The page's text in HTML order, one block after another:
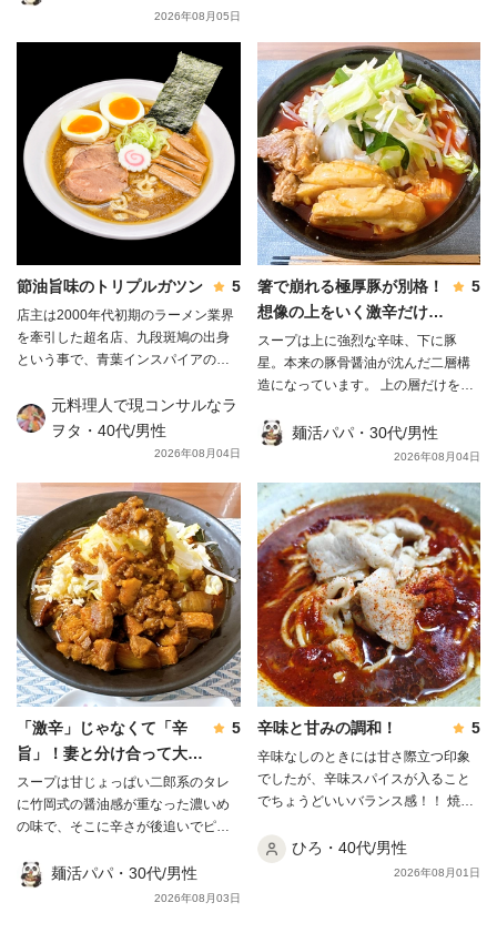
から引き上げると、コクと旨味が凝
は極太の平打ちで、もちもちしなが
ら噛むとワシワシ。太いぶんスープ
をしっかり持ち上げてくれます。 チ
ャーシューは豚ウデ肉で、見た目は
硬そうなのに食べるとホロホロ。そ
れでいて肉感はしっかり残っていて
満足感がありました😃 麺は茹で前
287.5gが茹で後454.0gまで増えるの
で、妻とシェアしてちょうどいい
くと、肉味噌との相性がぐっと良く
なります。 別皿に取り分けた味付け
脂に、レンジで作ったニラバターを
合わせて麺をディップ。これが一番
の当たりでした。 正直なところ、味
とかなり重たくなります。別皿にし
て「つけて食べる」ほうが最後まで
飽きません。 肉味噌もほんのりピリ
さず少しずつ加えるのがちょうどよ
かったです。 こってり系なのに甘み
があるぶん重たさが少なく、妻と分
け合って結局スープまで完飲。 まだ
試せていない味変が残っているの
で、リピート確定の一杯です✨
2026年08月05日
節油旨味のトリプルガツン 5
店主は2000年代初期のラーメン業界
を牽引した超名店、九段斑鳩の出身
という事で、青葉インスパイアの流
て表れていますが、 麺武者の豚骨魚
介醤油ラーメンには動物と魚介のバ
ランス型である影武者らーめん、節
が行った時はあっさり煮干というの
もあり、その中でも本品は節強調型
のガツンらーめんというメニューに
なります。 商品名の通り濃厚節系
白湯スープですが、適度なザラ感は
あるもののドロついてはおらず、見
た目よりサラリとしており、 たっぷ
りの鶏油と油膜が張るほどのコラー
ゲンにより、スープ温度が最後まで
熱々に保たれています。 旨味は無
2.2%と高めで醤油もしっかり効いて
おり、塩分も糖分も強く、 魚介が突
出してガツンとパワフルに効いてい
るというよりも、節の濃度、オイリ
ーな油分、パンチの強い塩味と甘味
いているという形です。 麺は自家
製の多加水平打太縮れ麺。 手揉みに
元料理人で現コンサルなラ
ヲタ・40代/男性
2026年08月04日
箸で崩れる極厚豚が別格！
想像の上をいく激辛だけど
溶き卵で完食できました✨
5
スープは上に強烈な辛味、下に豚
星。本来の豚骨醤油が沈んだ二層構
造になっています。 上の層だけをす
から一度しっかり混ぜて飲むと、辛
さの後にコクと旨味が追いかけてき
自家製の極太平打ちで、もちもちの
ワシワシ食感。強烈なスープに負け
ない力強さです。 そして声を大にし
て言いたいのが豚。プルプルの極厚
バラが2枚、箸で持ち上げると崩れる
ほど柔らかく、臭みはゼロ。正直こ
の豚だけでも買う価値があります😃
麺は茹で前302.5gが茹で後509gまで
増えて、完成した丼は総重量
1250g。夫婦でシェアしても大満足
のボリュームでした。 溶き卵を用意
して麺をつけて食べると、辛さが体
感で半分・旨さは倍増します。 正直
なところ、辛さは本物でした。一口
すすった瞬間にむせて、水が手放せ
溶き卵があってようやく完食できた
ほど。辛党でない方は卵を1個用意し
麺活パパ・30代/男性
2026年08月04日
「激辛」じゃなくて「辛
旨」！妻と分け合って大正
解の一杯✨
5
スープは甘じょっぱい二郎系のタレ
に竹岡式の醤油感が重なった濃いめ
の味で、そこに辛さが後追いでピリ
く「辛旨」。旨味を壊さずに刺激だ
けを足した絶妙なバランスでした🍜
麺活パパ・30代/男性
2026年08月03日
辛味と甘みの調和！ 5
辛味なしのときには甘さ際立つ印象
でしたが、辛味スパイスが入ること
でちょうどいいバランス感！！ 焼肉
そう様でした！！！
ひろ・40代/男性
2026年08月01日